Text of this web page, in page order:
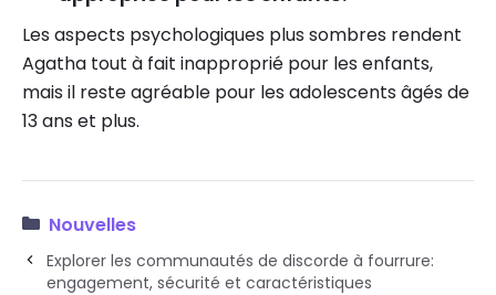
Les aspects psychologiques plus sombres rendent
Agatha tout à fait inapproprié pour les enfants,
mais il reste agréable pour les adolescents âgés de
13 ans et plus.
Nouvelles
Explorer les communautés de discorde à fourrure:
engagement, sécurité et caractéristiques